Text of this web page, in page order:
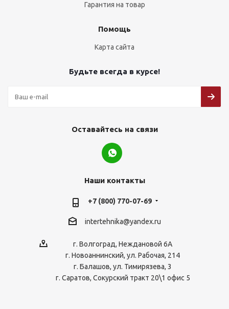
Гарантия на товар
Помощь
Карта сайта
Будьте всегда в курсе!
Оставайтесь на связи
Наши контакты
+7 (800) 770-07-69
intertehnika@yandex.ru
г. Волгоград, Неждановой 6А
г. Новоаннинский, ул. Рабочая, 214
г. Балашов, ул. Тимирязева, 3
г. Саратов, Сокурский тракт 20\1 офис 5